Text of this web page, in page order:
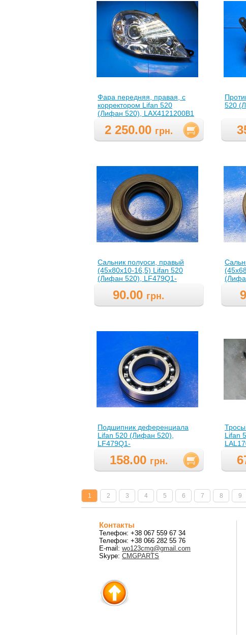
Фара передняя, правая, с
корректором Lifan 520
(Лифан 520), LAX4121200B1
2 250.00 грн.
520
Сальник полуоси, правый
(45х80х10-16,5) Lifan 520
(Лифан 520), LF479Q1-
90.00 грн.
Подшипник деференциала
Lifan 520 (Лифан 520),
LF479Q1-
2303315B(LF479Q12303315B
158.00 грн.
Lifan
1 2 3 4 5 6 7 8 9
Контакты
Телефон: +38 067 559 67 34
Телефон: +38 066 282 55 76
E-mail: wo123cmg@gmail.com
Skype: CMGPARTS